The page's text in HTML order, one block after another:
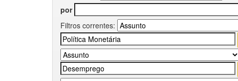
por
Filtros correntes: